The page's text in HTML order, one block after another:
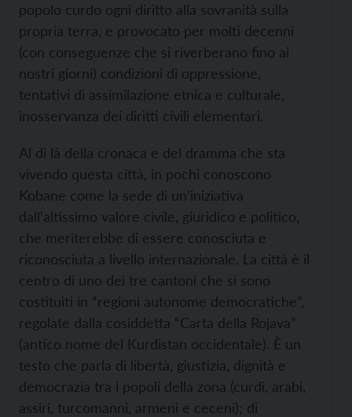
popolo curdo ogni diritto alla sovranità sulla
propria terra, e provocato per molti decenni
(con conseguenze che si riverberano fino ai
nostri giorni) condizioni di oppressione,
tentativi di assimilazione etnica e culturale,
inosservanza dei diritti civili elementari.
Al di là della cronaca e del dramma che sta
vivendo questa città, in pochi conoscono
Kobane come la sede di un’iniziativa
dall’altissimo valore civile, giuridico e politico,
che meriterebbe di essere conosciuta e
riconosciuta a livello internazionale. La città è il
centro di uno dei tre cantoni che si sono
costituiti in “regioni autonome democratiche”,
regolate dalla cosiddetta “Carta della Rojava”
(antico nome del Kurdistan occidentale). È un
testo che parla di libertà, giustizia, dignità e
democrazia tra i popoli della zona (curdi, arabi,
assiri, turcomanni, armeni e ceceni); di